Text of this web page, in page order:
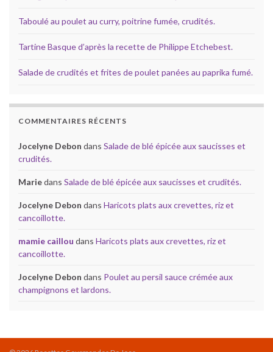
Taboulé au poulet au curry, poitrine fumée, crudités.
Tartine Basque d’après la recette de Philippe Etchebest.
Salade de crudités et frites de poulet panées au paprika fumé.
COMMENTAIRES RÉCENTS
Jocelyne Debon dans Salade de blé épicée aux saucisses et
crudités.
Mariedans Salade de blé épicée aux saucisses et crudités.
Jocelyne Debon dans Haricots plats aux crevettes, riz et
cancoillotte.
mamie caillou dans Haricots plats aux crevettes, riz et
cancoillotte.
Jocelyne Debon dans Poulet au persil sauce crémée aux
champignons et lardons.